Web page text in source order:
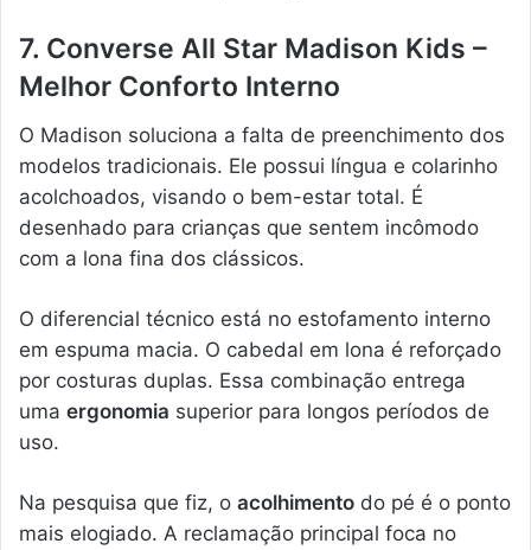
7. Converse All Star Madison Kids –
Melhor Conforto Interno
O Madison soluciona a falta de preenchimento dos
modelos tradicionais. Ele possui língua e colarinho
acolchoados, visando o bem-estar total. É
desenhado para crianças que sentem incômodo
com a lona fina dos clássicos.
O diferencial técnico está no estofamento interno
em espuma macia. O cabedal em lona é reforçado
por costuras duplas. Essa combinação entrega
uma ergonomia superior para longos períodos de
uso.
Na pesquisa que fiz, o acolhimento do pé é o ponto
mais elogiado. A reclamação principal foca no